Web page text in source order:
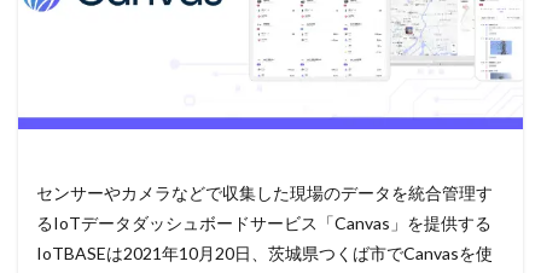
センサーやカメラなどで収集した現場のデータを統合管理す
るIoTデータダッシュボードサービス「Canvas」を提供する
IoTBASEは2021年10月20日、茨城県つくば市でCanvasを使